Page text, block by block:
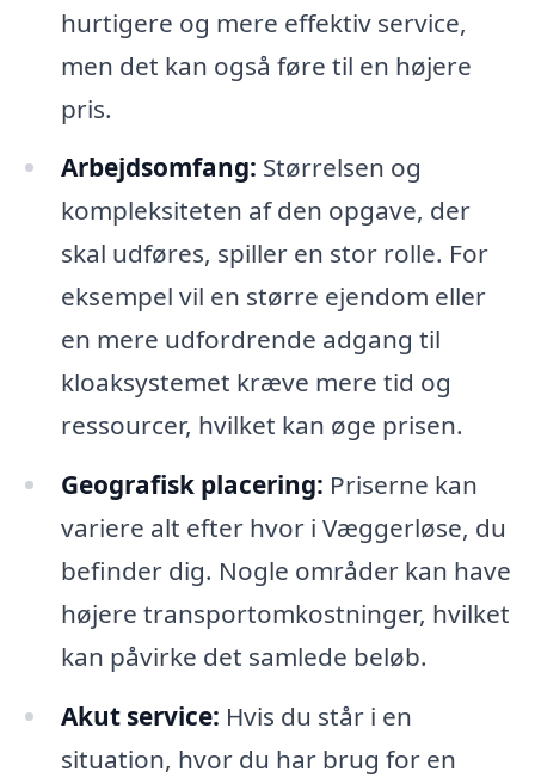
hurtigere og mere effektiv service,
men det kan også føre til en højere
pris.
Arbejdsomfang: Størrelsen og
kompleksiteten af den opgave, der
skal udføres, spiller en stor rolle. For
eksempel vil en større ejendom eller
en mere udfordrende adgang til
kloaksystemet kræve mere tid og
ressourcer, hvilket kan øge prisen.
Geografisk placering: Priserne kan
variere alt efter hvor i Væggerløse, du
befinder dig. Nogle områder kan have
højere transportomkostninger, hvilket
kan påvirke det samlede beløb.
Akut service: Hvis du står i en
situation, hvor du har brug for en